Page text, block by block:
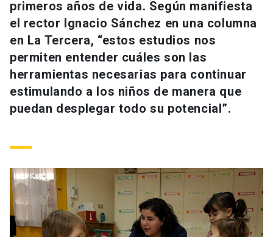
Estudiantes
Académicos
Personal
launch
ACCESOS DIRECTOS
Admisión
Mi Cuenta UC launch
Correo UC launch
launch
Medios
Donaciones
primeros años de vida. Según manifiesta
el rector Ignacio Sánchez en una columna
en La Tercera, “estos estudios nos
permiten entender cuáles son las
herramientas necesarias para continuar
estimulando a los niños de manera que
puedan desplegar todo su potencial”.